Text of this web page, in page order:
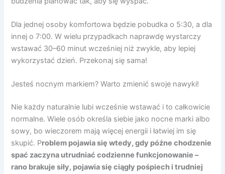
Dla jednej osoby komfortowa będzie pobudka o 5:30, a dla
innej o 7:00. W wielu przypadkach naprawdę wystarczy
wstawać 30–60 minut wcześniej niż zwykle, aby lepiej
wykorzystać dzień. Przekonaj się sama!
Jesteś nocnym markiem? Warto zmienić swoje nawyki!
Nie każdy naturalnie lubi wcześnie wstawać i to całkowicie
normalne. Wiele osób określa siebie jako nocne marki albo
sowy, bo wieczorem mają więcej energii i łatwiej im się
skupić. Problem pojawia się wtedy, gdy późne chodzenie
spać zaczyna utrudniać codzienne funkcjonowanie –
rano brakuje siły, pojawia się ciągły pośpiech i trudniej